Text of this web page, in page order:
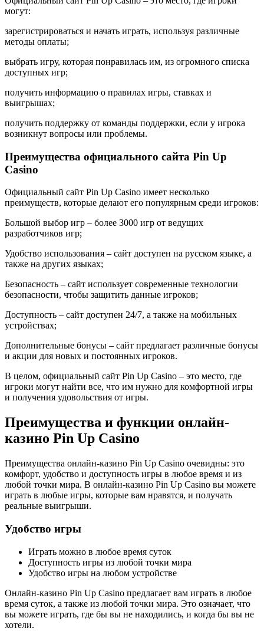
могут:
зарегистрироваться и начать играть, используя различные
методы оплаты;
выбрать игру, которая понравилась им, из огромного списка
доступных игр;
получить информацию о правилах игры, ставках и
выигрышах;
получить поддержку от команды поддержки, если у игрока
возникнут вопросы или проблемы.
Преимущества официального сайта Pin Up
Casino
Официальный сайт Pin Up Casino имеет несколько
преимуществ, которые делают его популярным среди игроков:
Большой выбор игр – более 3000 игр от ведущих
разработчиков игр;
Удобство использования – сайт доступен на русском языке, а
также на других языках;
Безопасность – сайт использует современные технологии
безопасности, чтобы защитить данные игроков;
Доступность – сайт доступен 24/7, а также на мобильных
устройствах;
Дополнительные бонусы – сайт предлагает различные бонусы
и акции для новых и постоянных игроков.
В целом, официальный сайт Pin Up Casino – это место, где
игроки могут найти все, что им нужно для комфортной игры
и получения удовольствия от игры.
Преимущества и функции онлайн-
казино Pin Up Casino
Преимущества онлайн-казино Pin Up Casino очевидны: это
комфорт, удобство и доступность игры в любое время и из
любой точки мира. В онлайн-казино Pin Up Casino вы можете
играть в любые игры, которые вам нравятся, и получать
реальные выигрыши.
Удобство игры
Играть можно в любое время суток
Доступность игры из любой точки мира
Удобство игры на любом устройстве
Онлайн-казино Pin Up Casino предлагает вам играть в любое
время суток, а также из любой точки мира. Это означает, что
вы можете играть, где бы вы не находились, и когда бы вы не
хотели.